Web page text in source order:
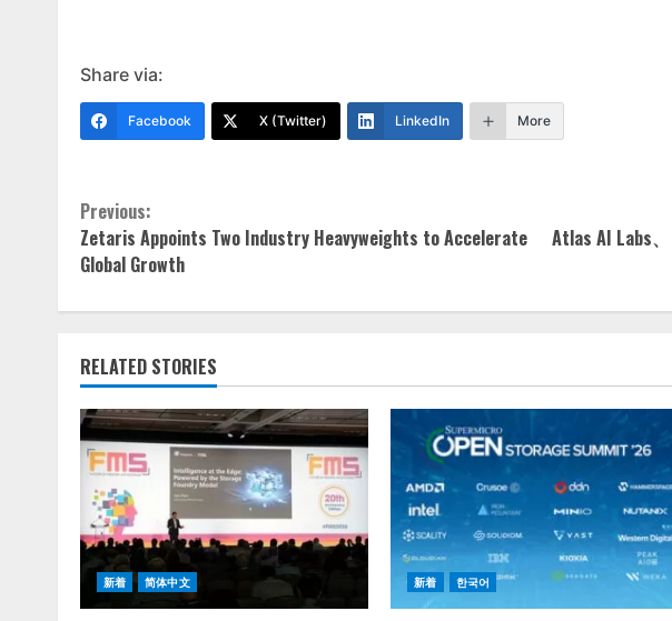
Share via:
Facebook X (Twitter) LinkedIn More
Continue
Reading
Previous:
Zetaris Appoints Two Industry Heavyweights to Accelerate
Global Growth
Atlas AI Labs
RELATED STORIES
新着 简体中文 新着 한국어